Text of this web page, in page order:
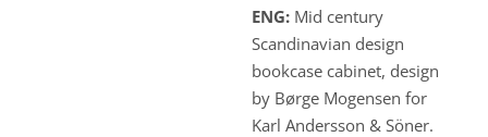
ENG: Mid century
Scandinavian design
bookcase cabinet, design
by Børge Mogensen for
Karl Andersson & Söner.